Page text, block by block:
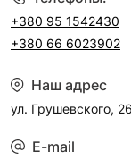
+380 95 1542430
+380 66 6023902
Наш адрес
ул. Грушевского,
E-mail